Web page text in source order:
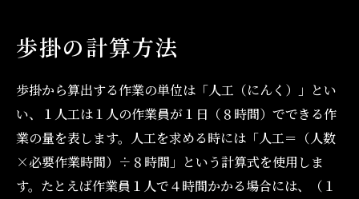
歩掛の計算方法
歩掛から算出する作業の単位は「人工（にんく）」とい
い、１人工は１人の作業員が１日（８時間）でできる作
業の量を表します。人工を求める時には「人工＝（人数
×必要作業時間）÷８時間」という計算式を使用しま
す。たとえば作業員１人で４時間かかる場合には、（１